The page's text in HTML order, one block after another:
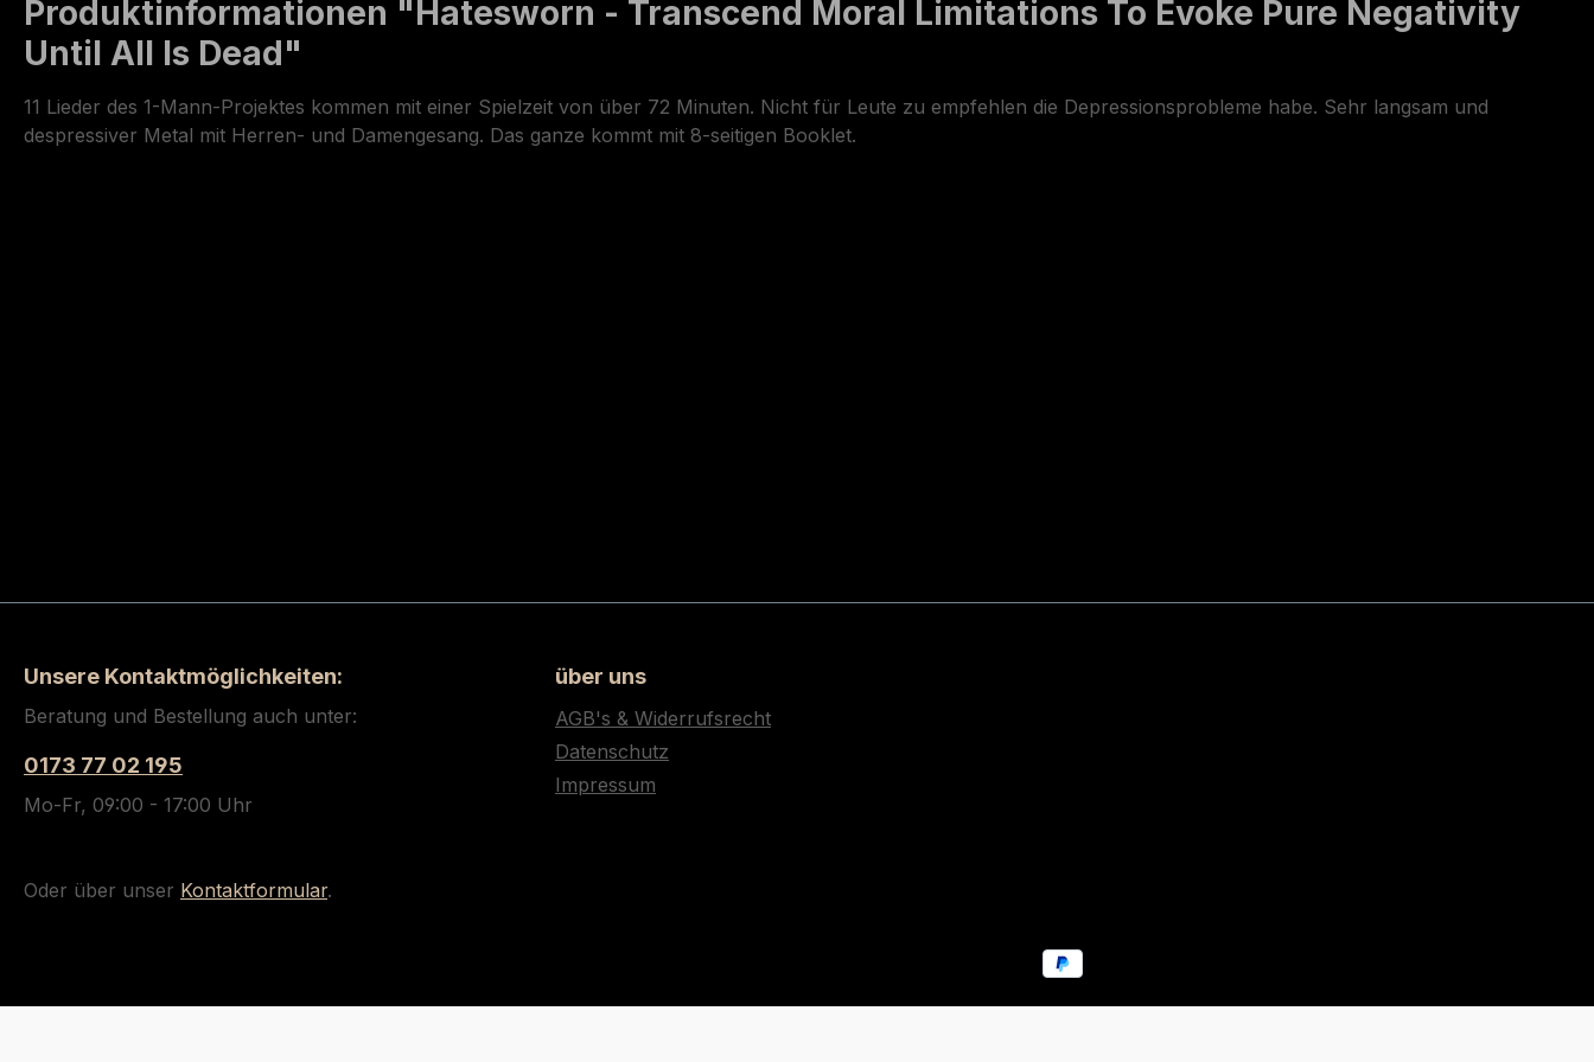
Produktinformationen "Hatesworn - Transcend Moral Limitations To Evoke Pure Negativity
Until All Is Dead"
11 Lieder des 1-Mann-Projektes kommen mit einer Spielzeit von über 72 Minuten. Nicht für Leute zu empfehlen die Depressionsprobleme habe. Sehr langsam und
despressiver Metal mit Herren- und Damengesang. Das ganze kommt mit 8-seitigen Booklet.
Unsere Kontaktmöglichkeiten:
Beratung und Bestellung auch unter:
0173 77 02 195
Mo-Fr, 09:00 - 17:00 Uhr
Oder über unser Kontaktformular.
über uns
AGB's & Widerrufsrecht
Datenschutz
Impressum